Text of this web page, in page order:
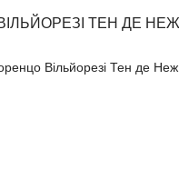
ТЕН ДЕ